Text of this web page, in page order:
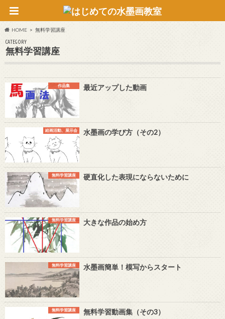
HOME 無料学習講座
CATEGORY
無料学習講座
作品集 最近アップした動画
絵画活動、展示会 水墨画の学び方（その2）
無料学習講座 硬直化した表現にならないために
無料学習講座 大きな作品の始め方
無料学習講座 水墨画簡単！模写からスタート
無料学習講座 無料学習動画集（その3）